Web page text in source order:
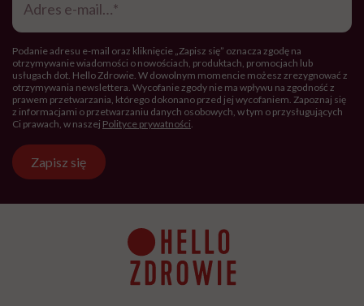
mail*
Podanie adresu e-mail oraz kliknięcie „Zapisz się” oznacza zgodę na
otrzymywanie wiadomości o nowościach, produktach, promocjach lub
usługach dot. Hello Zdrowie. W dowolnym momencie możesz zrezygnować z
otrzymywania newslettera. Wycofanie zgody nie ma wpływu na zgodność z
prawem przetwarzania, którego dokonano przed jej wycofaniem. Zapoznaj się
z informacjami o przetwarzaniu danych osobowych, w tym o przysługujących
Ci prawach, w naszej Polityce prywatności.
Zapisz się